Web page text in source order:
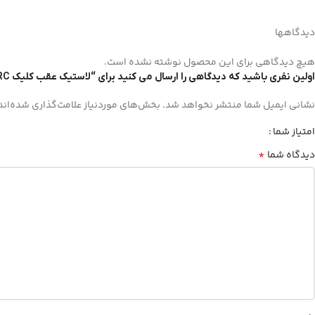
دیدگاهها
هیچ دیدگاهی برای این محصول نوشته نشده است.
اولین نفری باشید که دیدگاهی را ارسال می کنید برای “لاستیک عقب کلیک IRC تایلندی سایز 14-100/80”
نشانی ایمیل شما منتشر نخواهد شد. بخش‌های موردنیاز علامت‌گذاری
امتیاز شما
دیدگاه شما *